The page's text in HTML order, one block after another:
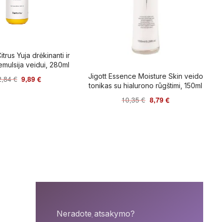
Yuja drėkinanti ir
veidui, 280ml
€ 9,89 €
Jigott Essence Moisture Skin veido
tonikas su hialurono rūgštimi, 150ml
10,35 € 8,79 €
Neradote atsakymo?